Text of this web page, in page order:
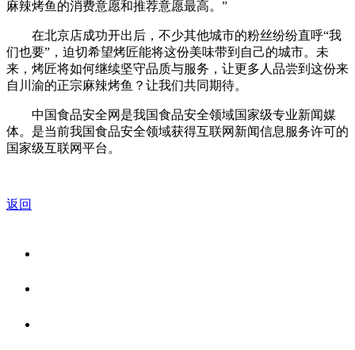
麻辣烤鱼的消费意愿和推荐意愿最高。”
在北京店成功开出后，不少其他城市的粉丝纷纷直呼“我
们也要”，迫切希望烤匠能将这份美味带到自己的城市。未
来，烤匠将如何继续坚守品质与服务，让更多人品尝到这份来
自川渝的正宗麻辣烤鱼？让我们共同期待。
中国食品安全网是我国食品安全领域国家级专业新闻媒
体。是当前我国食品安全领域获得互联网新闻信息服务许可的
国家级互联网平台。
返回